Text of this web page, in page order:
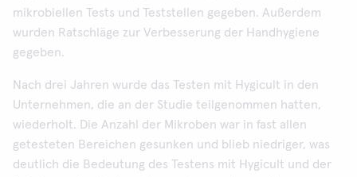
mikrobiellen Tests und Teststellen gegeben. Außerdem
wurden Ratschläge zur Verbesserung der Handhygiene
gegeben.
Nach drei Jahren wurde das Testen mit Hygicult in den
Unternehmen, die an der Studie teilgenommen hatten,
wiederholt. Die Anzahl der Mikroben war in fast allen
getesteten Bereichen gesunken und blieb niedriger, was
deutlich die Bedeutung des Testens mit Hygicult und der